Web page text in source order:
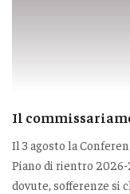
Il
Il 3 agosto la
Piano di rientro 2026-
dovute, sofferenze si